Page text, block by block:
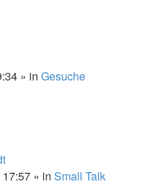
» in Gesuche
17:57 » in Small Talk